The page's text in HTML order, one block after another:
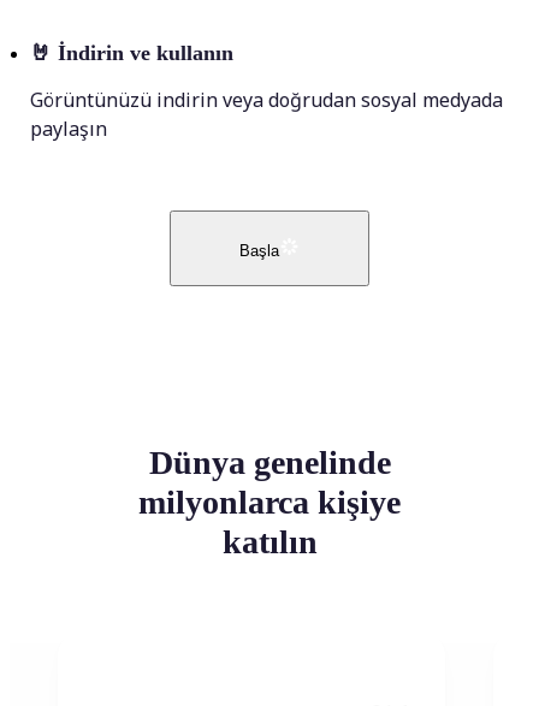
🤘 İndirin ve kullanın
Görüntünüzü indirin veya doğrudan sosyal medyada
paylaşın
Başla
Dünya genelinde
milyonlarca kişiye
katılın